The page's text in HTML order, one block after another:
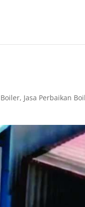
, Jasa Perbaikan